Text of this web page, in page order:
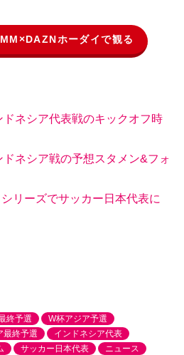
ホーダイで観る
ネシア代表戦のキックオフ時
ネシア戦の予想スタメン&フォ
リーズでサッカー日本代表に
終予選
W杯アジア予選
最終予選
インドネシア代表
サッカー日本代表
ニュース